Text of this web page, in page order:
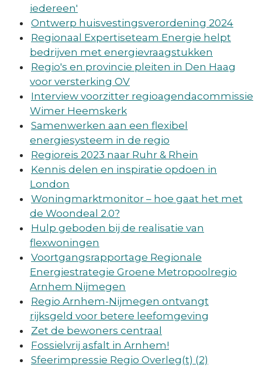
iedereen'
Ontwerp huisvestingsverordening 2024
Regionaal Expertiseteam Energie helpt
bedrijven met energievraagstukken
Regio's en provincie pleiten in Den Haag
voor versterking OV
Interview voorzitter regioagendacommissie
Wimer Heemskerk
Samenwerken aan een flexibel
energiesysteem in de regio
Regioreis 2023 naar Ruhr & Rhein
Kennis delen en inspiratie opdoen in
London
Woningmarktmonitor – hoe gaat het met
de Woondeal 2.0?
Hulp geboden bij de realisatie van
flexwoningen
Voortgangsrapportage Regionale
Energiestrategie Groene Metropoolregio
Arnhem Nijmegen
Regio Arnhem-Nijmegen ontvangt
rijksgeld voor betere leefomgeving
Zet de bewoners centraal
Fossielvrij asfalt in Arnhem!
Sfeerimpressie Regio Overleg(t) (2)